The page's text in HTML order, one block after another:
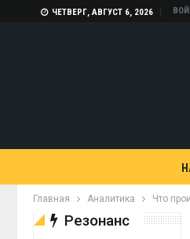
ЧЕТВЕРГ, АВГУСТ 6, 2026
Главная Аналитика Что
Резонанс